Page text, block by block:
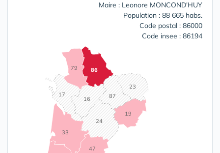
Maire : Leonore MONCOND'HUY
Population : 88 665 habs.
Code postal : 86000
Code insee : 86194
16
17
19
23
24
33
47
79 86
87